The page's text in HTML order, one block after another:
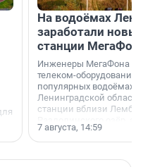
На водоёмах
заработали
станции
Инженеры МегаФона
телеком-оборудование
популярных водоёмах
Ленинградской
станции вблизи
недалеко от Большого
водопада.
7 августа, 14:59